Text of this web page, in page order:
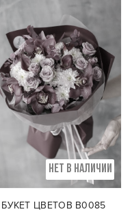
оксипеталум,
альстромерия
НЕТ В НАЛИЧИИ
БУКЕТ ЦВЕТОВ В0085